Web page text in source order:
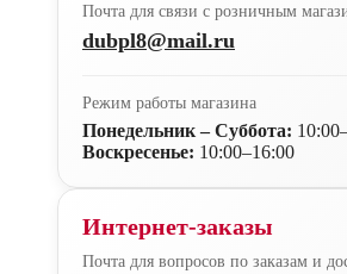
Почта для связи с розничным
dubpl8@mail.ru
Режим работы магазина
Понедельник – Суббота:
Воскресенье: 10:00–16:00
Интернет-заказы
Почта для вопросов по заказам и